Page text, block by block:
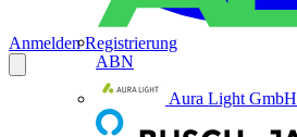
ABN
Aura Light GmbH
AnmeldenRegistrierung